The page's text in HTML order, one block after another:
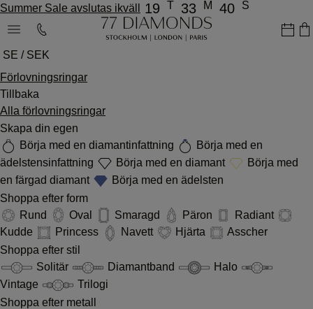
Summer Sale avslutas ikväll 19 T 33 M 40 S
SE / SEK
Förlovningsringar
Tillbaka
Alla förlovningsringar
Skapa din egen
Börja med en diamantinfattning
Börja med en
ädelstensinfattning
Börja med en diamant
Börja med
en färgad diamant
Börja med en ädelsten
Shoppa efter form
Rund
Oval Smaragd Päron
Radiant
Kudde
Princess Navett Hjärta
Asscher
Shoppa efter stil
Solitär
Diamantband
Halo
Vintage
Trilogi
Shoppa efter metall